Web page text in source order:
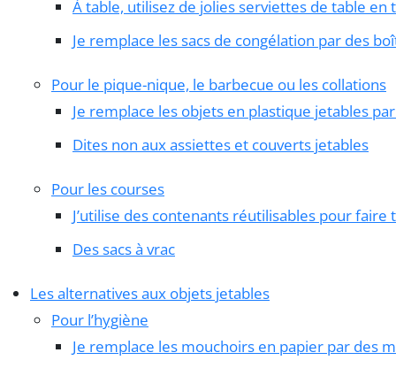
À table, utilisez de jolies serviettes de table en
Je remplace les sacs de congélation par des
Pour le pique-nique, le barbecue ou les collations
Je remplace les objets en plastique jetables
Dites non aux assiettes et couverts jetables
Pour les courses
J’utilise des contenants réutilisables pour
Des sacs à vrac
Les alternatives aux objets jetables
Pour l’hygiène
Je remplace les mouchoirs en papier par des